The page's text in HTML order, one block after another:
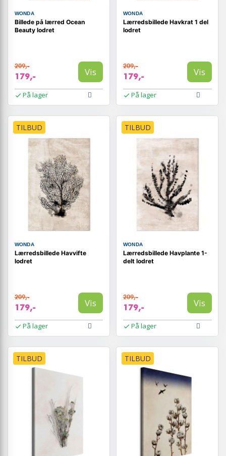
WONDA
Billede på lærred Ocean
Beauty lodret
209,-
179,- Vis
På lager
WONDA
Lærredsbillede Havkrat 1 del
lodret
209,-
179,- Vis
På lager
TILBUD
WONDA
Lærredsbillede Havvifte
lodret
209,-
179,- Vis
På lager
TILBUD
WONDA
Lærredsbillede Havplante 1-
delt lodret
209,-
179,- Vis
På lager
TILBUD TILBUD